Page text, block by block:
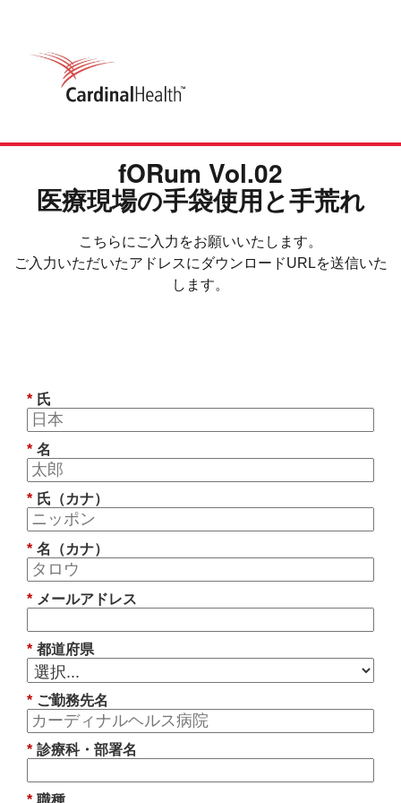
fORum Vol.02
医療現場の手袋使用と手荒れ
こちらにご入力をお願いいたします。
ご入力いただいたアドレスにダウンロードURLを送信いた
します。
* 氏
* 名
* 氏（カナ）
* 名（カナ）
* メールアドレス
* 都道府県
* ご勤務先名
* 診療科・部署名